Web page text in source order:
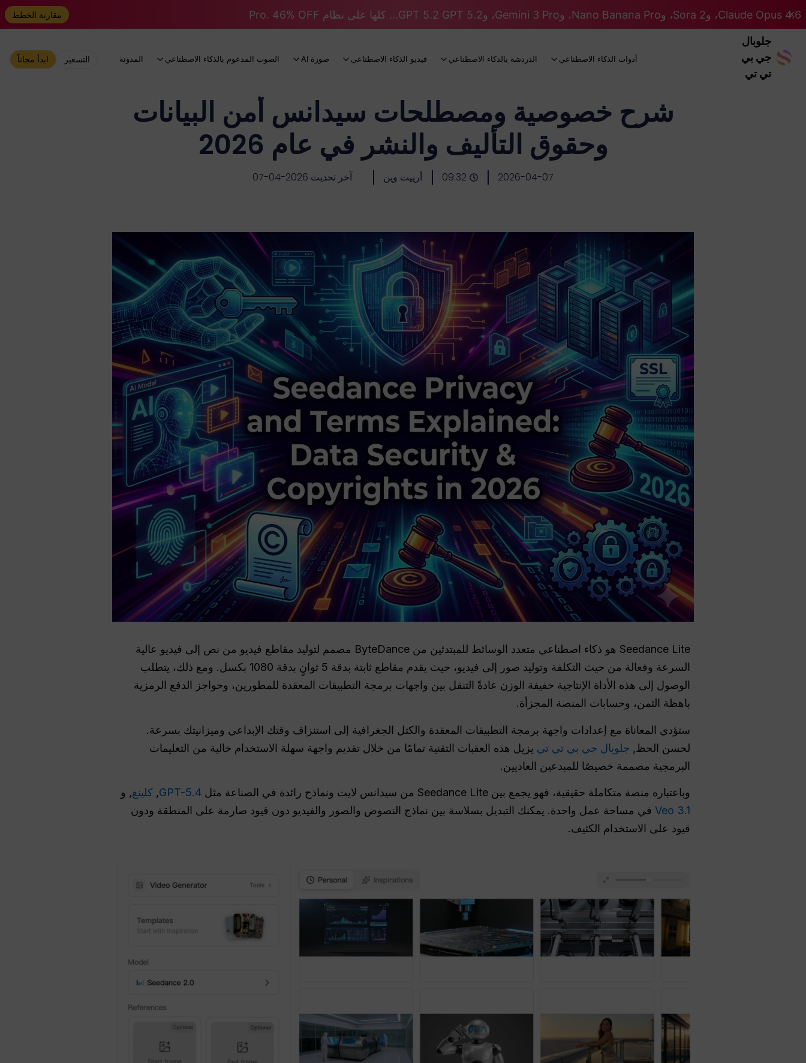
Claude Opus 4.6، وSora 2، وNano Banana Pro، وGemini 3 Pro، وGPT 5.2 GPT 5.2... كلها على نظام Pro. 46% OFF مقارنة الخطط
جلوبال
جي بي
تي تي
أدوات الذكاء الاصطناعي الدردشة بالذكاء الاصطناعي فيديو الذكاء الاصطناعي صورة AI الصوت المدعوم بالذكاء الاصطناعي المدونة التسعير ابدأ مجاناً
شرح خصوصية ومصطلحات سيدانس أمن البيانات
وحقوق التأليف والنشر في عام 2026
2026-04-07
09:32 أرييت وين آخر تحديث 2026-04-07
Seedance Lite هو ذكاء اصطناعي متعدد الوسائط للمبتدئين من ByteDance مصمم لتوليد مقاطع فيديو من نص إلى فيديو عالية
السرعة وفعالة من حيث التكلفة وتوليد صور إلى فيديو، حيث يقدم مقاطع ثابتة بدقة 5 ثوانٍ بدقة 1080 بكسل. ومع ذلك، يتطلب
الوصول إلى هذه الأداة الإنتاجية خفيفة الوزن عادةً التنقل بين واجهات برمجة التطبيقات المعقدة للمطورين، وحواجز الدفع الرمزية
باهظة الثمن، وحسابات المنصة المجزأة.
ستؤدي المعاناة مع إعدادات واجهة برمجة التطبيقات المعقدة والكتل الجغرافية إلى استنزاف وقتك الإبداعي وميزانيتك بسرعة.
لحسن الحظ, جلوبال جي بي تي تي يزيل هذه العقبات التقنية تمامًا من خلال تقديم واجهة سهلة الاستخدام خالية من التعليمات
البرمجية مصممة خصيصًا للمبدعين العاديين.
وباعتباره منصة متكاملة حقيقية، فهو يجمع بين Seedance Lite من سيدانس لايت ونماذج رائدة في الصناعة مثل GPT-5.4
, كلينغ, و
Veo 3.1 في مساحة عمل واحدة. يمكنك التبديل بسلاسة بين نماذج النصوص والصور والفيديو دون قيود صارمة على المنطقة ودون
قيود على الاستخدام الكثيف.